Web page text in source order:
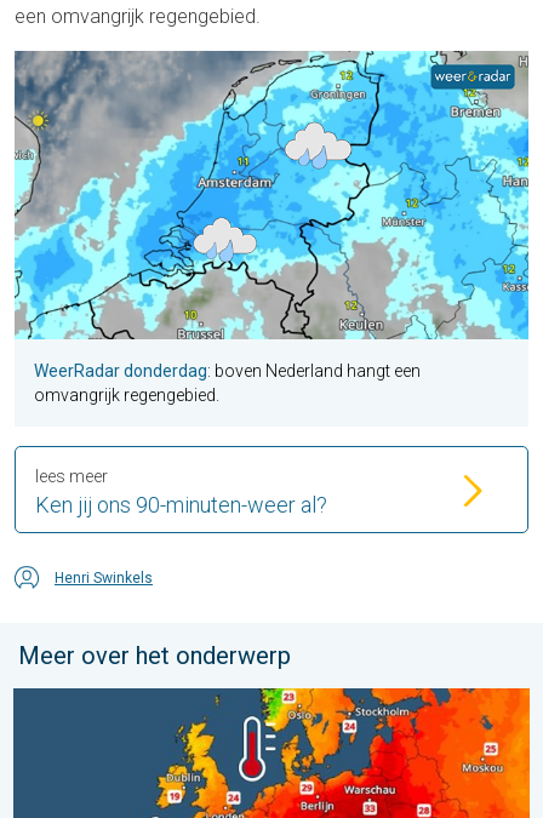
een omvangrijk regengebied.
WeerRadar donderdag: boven Nederland hangt een
omvangrijk regengebied.
Ken jij ons 90-minuten-weer al?
lees meer
Henri Swinkels
Meer over het onderwerp
Europese zeeën zijn ongewoon warm. Tot 30 graden. . .